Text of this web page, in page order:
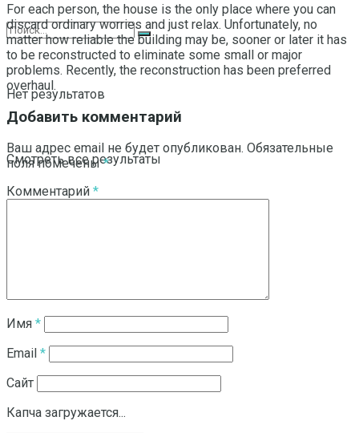
Нет результатов
Смотреть все результаты
For each person, the house is the only place where you can
discard ordinary worries and just relax. Unfortunately, no
matter how reliable the building may be, sooner or later it has
to be reconstructed to eliminate some small or major
problems. Recently, the reconstruction has been preferred
overhaul.
Добавить комментарий
Ваш адрес email не будет опубликован. Обязательные
поля помечены*
Комментарий *
Имя *
Email *
Сайт
Капча загружается...